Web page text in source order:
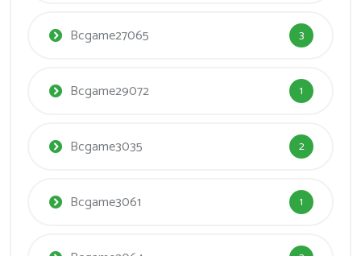
Bcgame27065 3
Bcgame29072 1
Bcgame3035 2
Bcgame3061 1